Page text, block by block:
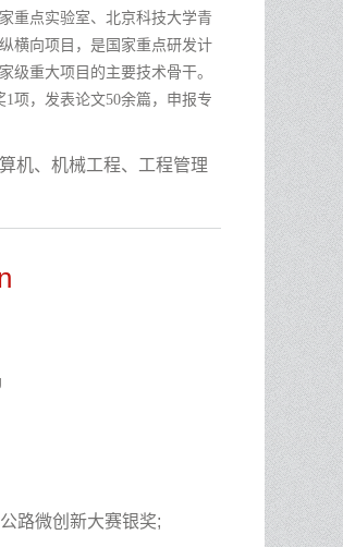
重点实验室、北京科技大学青
横向项目，是国家重点研发计
级重大项目的主要技术骨干。
项，发表论文50余篇，申报专
机、机械工程、工程管理
路微创新大赛银奖;